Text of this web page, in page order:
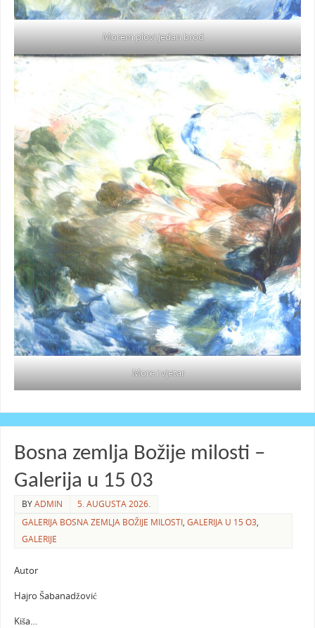
Morem plovi jedan brod
More i vjetar
Bosna zemlja Božije milosti –
Galerija u 15 03
BYADMIN
5. AUGUSTA 2026.
GALERIJA BOSNA ZEMLJA BOŽIJE MILOSTI, GALERIJA U 15 O3,
GALERIJE
Autor
Hajro Šabanadžović
Kiša…